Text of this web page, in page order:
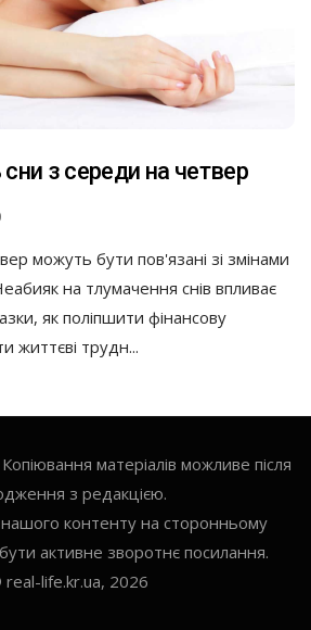
з середи на четвер
можуть бути пов'язані зі змінами
на тлумачення снів впливає
як поліпшити фінансову
життєві трудн...
матеріалів можливе після
з редакцією.
контенту на сторонньому
активне зворотнє посилання.
life.kr.ua, 2026